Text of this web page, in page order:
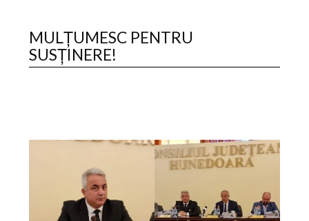
MULȚUMESC PENTRU
SUSȚINERE!